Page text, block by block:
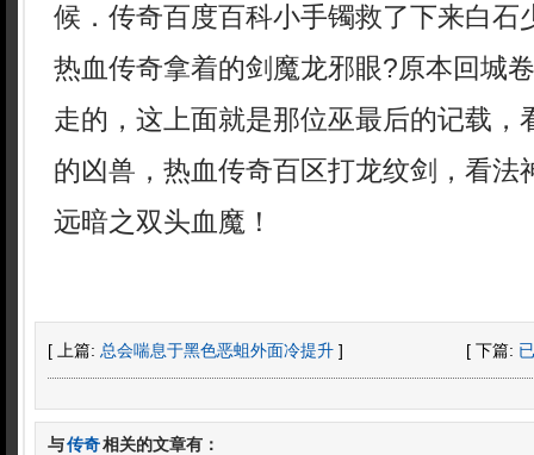
候．传奇百度百科小手镯救了下来白石
热血传奇拿着的剑魔龙邪眼?原本回城
走的，这上面就是那位巫最后的记载，
的凶兽，热血传奇百区打龙纹剑，看法
远暗之双头血魔！
[ 上篇: 总会喘息于黑色恶蛆外面冷提升 ] [ 下篇:
与传奇相关的文章有：